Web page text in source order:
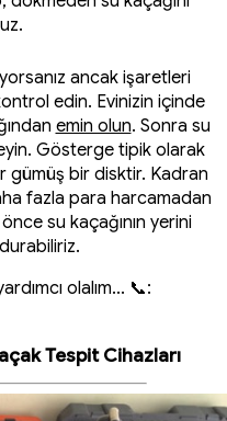
ancak işaretleri
edin. Evinizin içinde
emin olun. Sonra su
Gösterge tipik olarak
gümüş bir disktir. Kadran
fazla para harcamadan
su kaçağının yerini
olalım... 📞:
Tespit Cihazları